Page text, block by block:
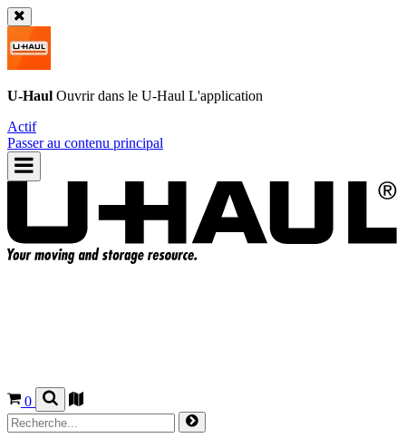
U-Haul Ouvrir dans le U-Haul L'application
Actif
Passer au contenu principal
0